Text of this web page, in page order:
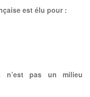
est élu pour :
n’est pas un milieu